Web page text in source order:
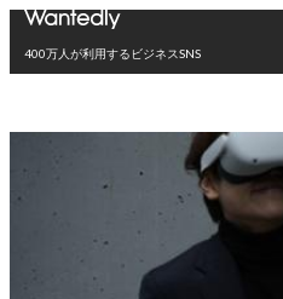
400万人が利用するビジネスSNS